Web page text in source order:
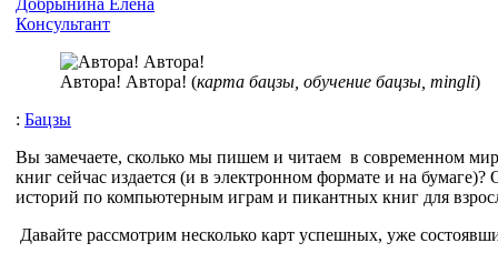
Консультант
Автора! Автора! (карта бацзы, обучение бацзы, mingli)
: Бацзы
Вы замечаете, сколько мы пишем и читаем в современном
книг сейчас издается (и в электронном формате и на
историй по компьютерным играм и пикантных книг для
Давайте рассмотрим несколько карт успешных, уже